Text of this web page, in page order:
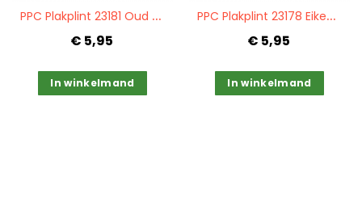
P
PC Plakplint 23181 Oud grenen
€ 5,95
In winkelmand
P
PC Plakplint 23178 Eiken katoen wit
€ 5,95
In winkelmand